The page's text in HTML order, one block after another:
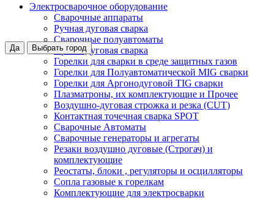
Да Выбрать город
Электросварочное оборудование
Сварочные аппараты
Ручная дуговая сварка
Сварочные полуавтоматы
Аргонодуговая сварка
Горелки для сварки в среде защитных газов
Горелки для Полуавтоматической MIG сварки
Горелки для Аргонодуговой TIG сварки
Плазматроны, их комплектующие и Прочее
Воздушно-дуговая строжка и резка (CUT)
Контактная точечная сварка SPOT
Сварочные Автоматы
Сварочные генераторы и агрегаты
Резаки воздушно дуговые (Строгач) и
комплектующие
Реостаты, блоки , регуляторы и осцилляторы
Сопла газовые к горелкам
Комплектующие для электросварки